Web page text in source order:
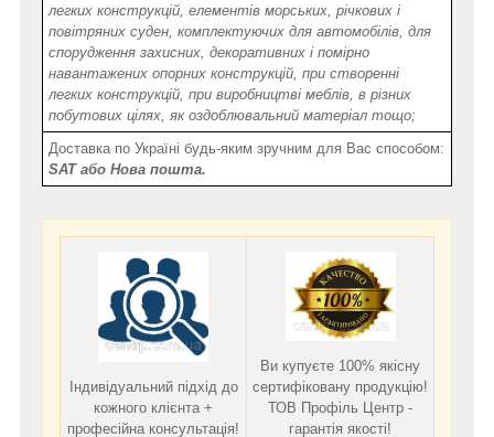
легких конструкцій, елементів морських, річкових і
повітряних суден, комплектуючих для автомобілів, для
спорудження захисних, декоративних і помірно
навантажених опорних конструкцій, при створенні
легких конструкцій, при виробництві меблів, в різних
побутових цілях, як оздоблювальний матеріал тощо;
Доставка по Україні будь-яким зручним для Вас способом:
SAT або Нова пошта.
Індивідуальний підхід до
кожного клієнта +
професійна консультація!
Ви купуєте 100% якісну
сертифіковану продукцію!
ТОВ Профіль Центр -
гарантія якості!